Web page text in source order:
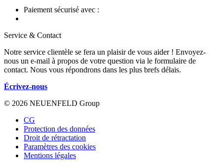
Paiement sécurisé avec :
Service & Contact
Notre service clientèle se fera un plaisir de vous aider ! Envoyez-
nous un e-mail à propos de votre question via le formulaire de
contact. Nous vous répondrons dans les plus brefs délais.
Écrivez-nous
© 2026 NEUENFELD Group
CG
Protection des données
Droit de rétractation
Paramètres des cookies
Mentions légales